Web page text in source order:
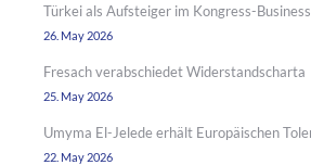
Türkei als Aufsteiger im Kongress-Business
26. May 2026
Fresach verabschiedet Widerstandscharta
25. May 2026
Umyma El-Jelede erhält Europäischen
22. May 2026